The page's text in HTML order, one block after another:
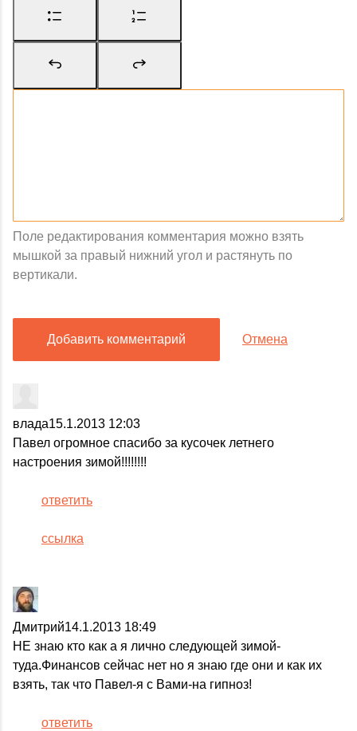
Поле редактирования комментария можно взять
мышкой за правый нижний угол и растянуть по
вертикали.
Добавить комментарий Отмена
влада15.1.2013 12:03
Павел огромное спасибо за кусочек летнего
настроения зимой!!!!!!!!
ответить
ссылка
Дмитрий14.1.2013 18:49
НЕ знаю кто как а я лично следующей зимой-
туда.Финансов сейчас нет но я знаю где они и как их
взять, так что Павел-я с Вами-на гипноз!
ответить